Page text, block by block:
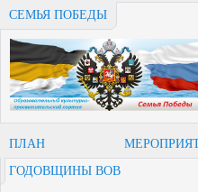
СЕМЬЯ ПОБЕДЫ
ПЛАН
ГОДОВЩИНЫ ВОВ